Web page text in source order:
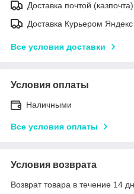
Доставка почтой (казпочта)
Доставка Курьером Яндекс
Все условия доставки
Условия оплаты
Наличными
Все условия оплаты
Условия возврата
Возврат товара в течение 14